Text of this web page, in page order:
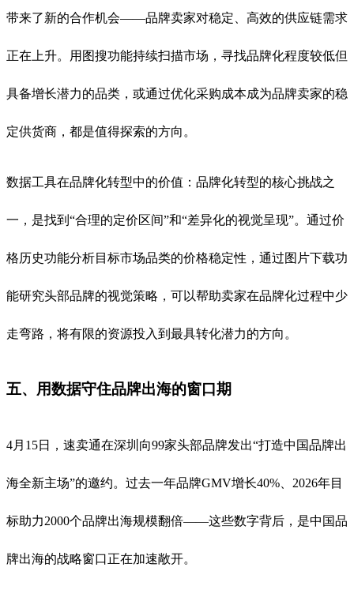
带来了新的合作机会——品牌卖家对稳定、高效的供应链需求
正在上升。用图搜功能持续扫描市场，寻找品牌化程度较低但
具备增长潜力的品类，或通过优化采购成本成为品牌卖家的稳
定供货商，都是值得探索的方向。
数据工具在品牌化转型中的价值：品牌化转型的核心挑战之
一，是找到“合理的定价区间”和“差异化的视觉呈现”。通过价
格历史功能分析目标市场品类的价格稳定性，通过图片下载功
能研究头部品牌的视觉策略，可以帮助卖家在品牌化过程中少
走弯路，将有限的资源投入到最具转化潜力的方向。
五、用数据守住品牌出海的窗口期
4月15日，速卖通在深圳向99家头部品牌发出“打造中国品牌出
海全新主场”的邀约。过去一年品牌GMV增长40%、2026年目
标助力2000个品牌出海规模翻倍——这些数字背后，是中国品
牌出海的战略窗口正在加速敞开。